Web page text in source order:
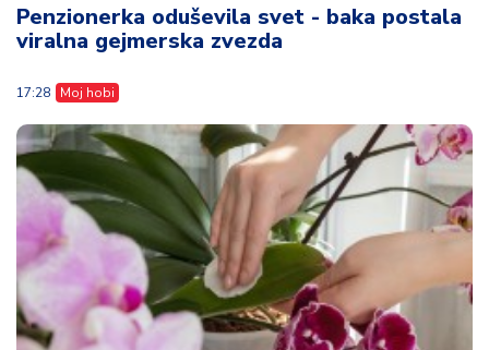
Penzionerka oduševila svet - baka postala
viralna gejmerska zvezda
17:28 Moj hobi